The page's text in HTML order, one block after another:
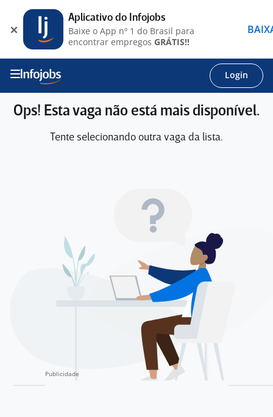
Login
Ops! Esta vaga não está mais disponível.
Tente selecionando outra vaga da lista.
Aplicativo do Infojobs
Baixe o App nº 1 do Brasil para
encontrar empregos GRÁTIS!!